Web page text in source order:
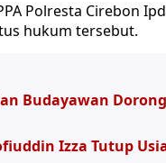
Polresta Cirebon
hukum tersebut.
Budayawan
Izza Tutup